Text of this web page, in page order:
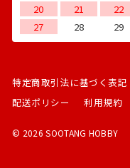
20
21 22
27
28 29
© 2026 SOOTANG HOBBY
特定商取引法に基づく表記
配送ポリシー
利用規約